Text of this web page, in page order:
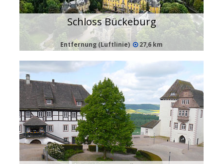
Schloss Bückeburg
Entfernung (Luftlinie) 27,6 km